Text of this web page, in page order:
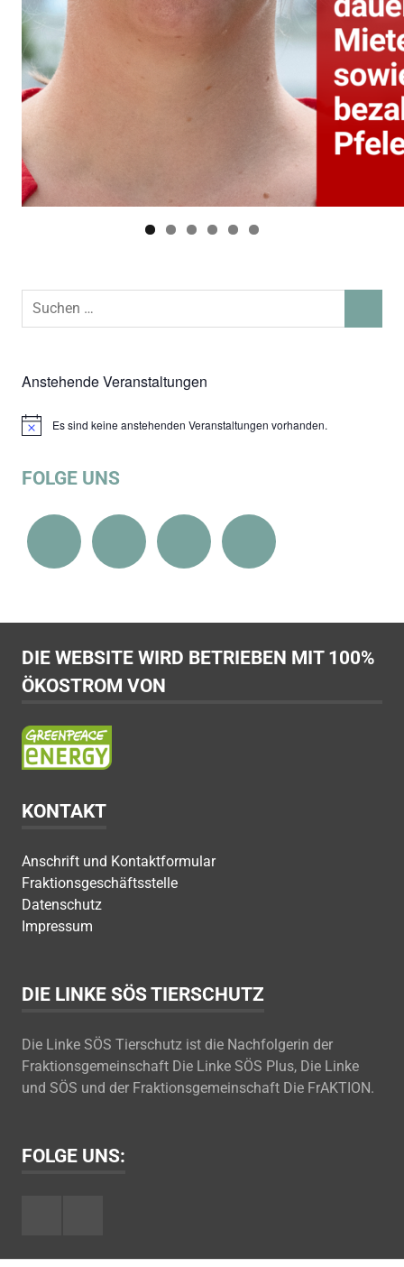
Suchen
Anstehende Veranstaltungen
HinweisEs sind keine anstehenden Veranstaltungen vorhanden.
FOLGE UNS
DIE WEBSITE WIRD BETRIEBEN MIT 100%
ÖKOSTROM VON
KONTAKT
Anschrift und Kontaktformular
Fraktionsgeschäftsstelle
Datenschutz
Impressum
DIE LINKE SÖS TIERSCHUTZ
Die Linke SÖS Tierschutz ist die Nachfolgerin der
Fraktionsgemeinschaft Die Linke SÖS Plus, Die Linke
und SÖS und der Fraktionsgemeinschaft Die FrAKTION.
FOLGE UNS: